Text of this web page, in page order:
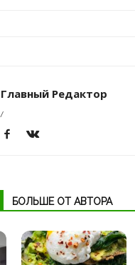
Главный Редактор
/
БОЛЬШЕ ОТ АВТОРА